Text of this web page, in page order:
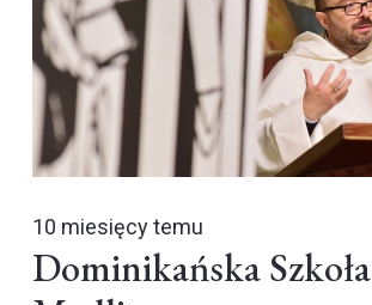
10 miesięcy temu
Dominikańska Szkoła